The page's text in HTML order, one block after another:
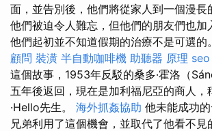
面，並告別後，他們將從家人到一個漫長
他們被迫令人難忘，但他們的朋友們也加
他們起初並不知道假期的治療不是可選的
顧問 裝潢 半自動咖啡機 助聽器 原理
這個故事，1953年反駁的桑多·霍洛（
五年後返回，現在是加利福尼亞的商人，
·Hello先生。 海外抓姦協助 他未能成功
兄弟利用了這個機會，並取代了他看不見